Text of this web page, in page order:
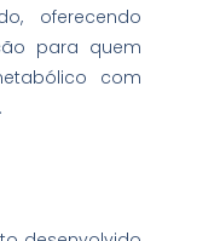
oferecendo
para quem
com